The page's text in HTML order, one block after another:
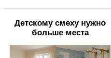
Детскому смеху нужно
больше места